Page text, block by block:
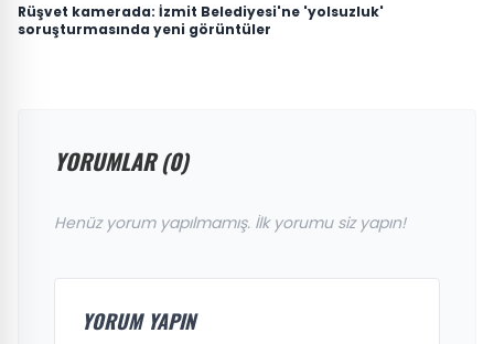
Rüşvet kamerada: İzmit Belediyesi'ne 'yolsuzluk'
soruşturmasında yeni görüntüler
YORUMLAR (0)
Henüz yorum yapılmamış. İlk yorumu siz yapın!
YORUM YAPIN